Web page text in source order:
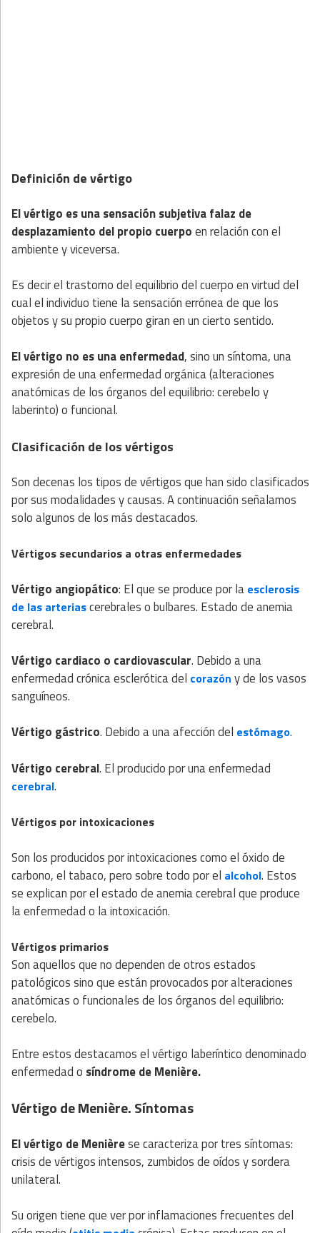
Definición de vértigo
El vértigo es una sensación subjetiva falaz de
desplazamiento del propio cuerpoen relación con el
ambiente y viceversa.
Es decir el trastorno del equilibrio del cuerpo en virtud del
cual el individuo tiene la sensación errónea de que los
objetos y su propio cuerpo giran en un cierto sentido.
El vértigo no es una enfermedad, sino un síntoma, una
expresión de una enfermedad orgánica (alteraciones
anatómicas de los órganos del equilibrio: cerebelo y
laberinto) o funcional.
Clasificación de los vértigos
Son decenas los tipos de vértigos que han sido clasificados
por sus modalidades y causas. A continuación señalamos
solo algunos de los más destacados.
Vértigos secundarios a otras enfermedades
Vértigo angiopático: El que se produce por la esclerosis
de las arteriascerebrales o bulbares. Estado de anemia
cerebral.
Vértigo cardiaco o cardiovascular. Debido a una
enfermedad crónica esclerótica del corazón y de los vasos
sanguíneos.
Vértigo gástrico. Debido a una afección del estómago.
Vértigo cerebral. El producido por una enfermedad
cerebral.
Vértigos por intoxicaciones
Son los producidos por intoxicaciones como el óxido de
carbono, el tabaco, pero sobre todo por el alcohol. Estos
se explican por el estado de anemia cerebral que produce
la enfermedad o la intoxicación.
Vértigos primarios
Son aquellos que no dependen de otros estados
patológicos sino que están provocados por alteraciones
anatómicas o funcionales de los órganos del equilibrio:
cerebelo.
Entre estos destacamos el vértigo laberíntico denominado
enfermedad o síndrome de Menière.
Vértigo de Menière. Síntomas
El vértigo de Menièrese caracteriza por tres síntomas:
crisis de vértigos intensos, zumbidos de oídos y sordera
unilateral.
Su origen tiene que ver por inflamaciones frecuentes del